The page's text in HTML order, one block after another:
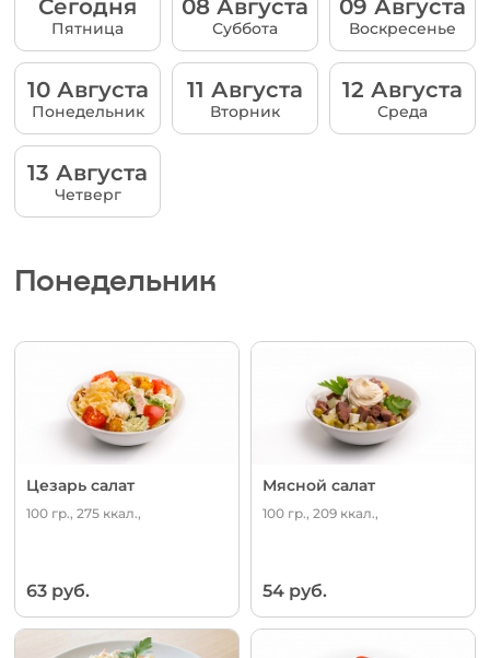
Сегодня
Пятница
08 Августа
Суббота
09 Августа
Воскресенье
10 Августа
Понедельник
11 Августа
Вторник
12 Августа
Среда
13 Августа
Четверг
Понедельник
Цезарь салат
100 гр., 275 ккал.,
63 руб.
Мясной салат
100 гр., 209 ккал.,
54 руб.